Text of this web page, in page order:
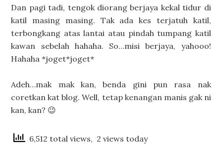
Dan pagi tadi, tengok diorang berjaya kekal tidur di
katil masing masing. Tak ada kes terjatuh katil,
terbongkang atas lantai atau pindah tumpang katil
kawan sebelah hahaha. So…misi berjaya, yahooo!
Hahaha *joget*joget*
Adeh…mak mak kan, benda gini pun rasa nak
coretkan kat blog. Well, tetap kenangan manis gak ni
kan, kan? 😉
6,512 total views, 2 views today